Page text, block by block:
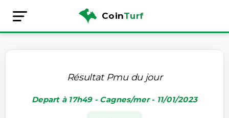
CoinTurf
Résultat Pmu du jour
Depart à 17h49 - Cagnes/mer - 11/01/2023